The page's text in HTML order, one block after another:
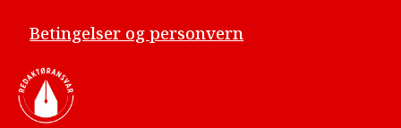
Betingelser og personvern